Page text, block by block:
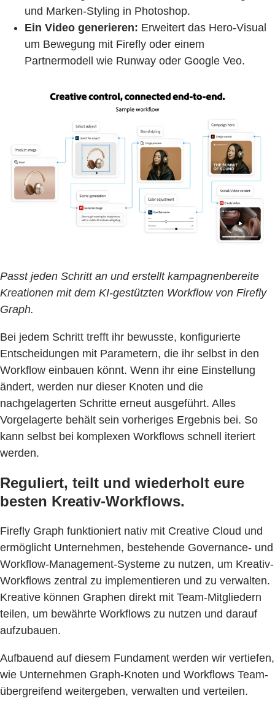
und Marken-Styling in Photoshop.
Ein Video generieren: Erweitert das Hero-Visual
um Bewegung mit Firefly oder einem
Partnermodell wie Runway oder Google Veo.
Passt jeden Schritt an und erstellt kampagnenbereite
Kreationen mit dem KI-gestützten Workflow von Firefly
Graph.
Bei jedem Schritt trefft ihr bewusste, konfigurierte
Entscheidungen mit Parametern, die ihr selbst in den
Workflow einbauen könnt. Wenn ihr eine Einstellung
ändert, werden nur dieser Knoten und die
nachgelagerten Schritte erneut ausgeführt. Alles
Vorgelagerte behält sein vorheriges Ergebnis bei. So
kann selbst bei komplexen Workflows schnell iteriert
werden.
Reguliert, teilt und wiederholt eure
besten Kreativ-Workflows.
Firefly Graph funktioniert nativ mit Creative Cloud und
ermöglicht Unternehmen, bestehende Governance- und
Workflow-Management-Systeme zu nutzen, um Kreativ-
Workflows zentral zu implementieren und zu verwalten.
Kreative können Graphen direkt mit Team-Mitgliedern
teilen, um bewährte Workflows zu nutzen und darauf
aufzubauen.
Aufbauend auf diesem Fundament werden wir vertiefen,
wie Unternehmen Graph-Knoten und Workflows Team-
übergreifend weitergeben, verwalten und verteilen.